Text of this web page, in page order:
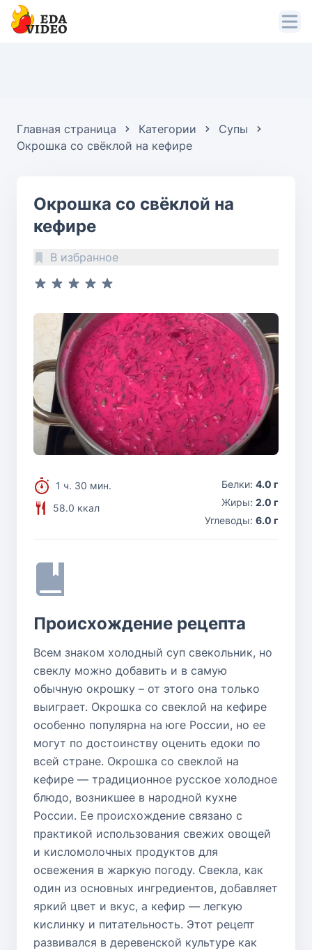
Главная страница Категории
Супы
Окрошка со свёклой на кефире
Окрошка со свёклой на
кефире
В избранное
1 ч. 30 мин.
58.0 ккал
Белки: 4.0 г
Жиры: 2.0 г
Углеводы: 6.0 г
Происхождение рецепта
Всем знаком холодный суп свекольник, но
свеклу можно добавить и в самую
обычную окрошку – от этого она только
выиграет. Окрошка со свеклой на кефире
особенно популярна на юге России, но ее
могут по достоинству оценить едоки по
всей стране. Окрошка со свеклой на
кефире — традиционное русское холодное
блюдо, возникшее в народной кухне
России. Ее происхождение связано с
практикой использования свежих овощей
и кисломолочных продуктов для
освежения в жаркую погоду. Свекла, как
один из основных ингредиентов, добавляет
яркий цвет и вкус, а кефир — легкую
кислинку и питательность. Этот рецепт
развивался в деревенской культуре как